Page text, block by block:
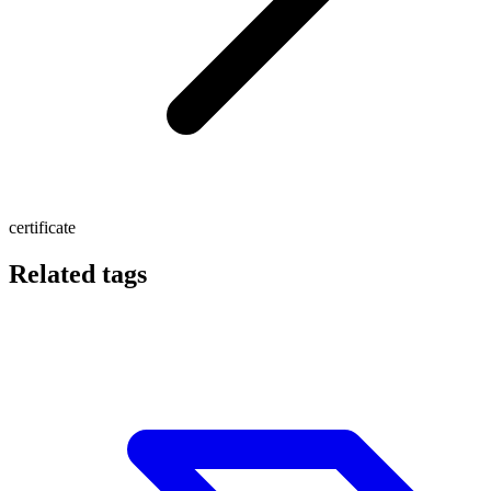
certificate
Related tags